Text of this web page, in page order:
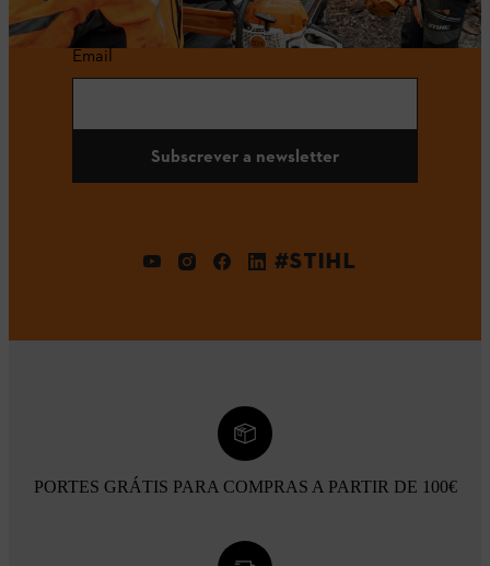
Email
Subscrever a newsletter
#STIHL
PORTES GRÁTIS PARA COMPRAS A PARTIR DE 100€